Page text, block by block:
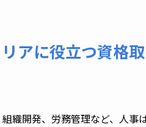
アに役立つ資格取
織開発、労務管理など、人事